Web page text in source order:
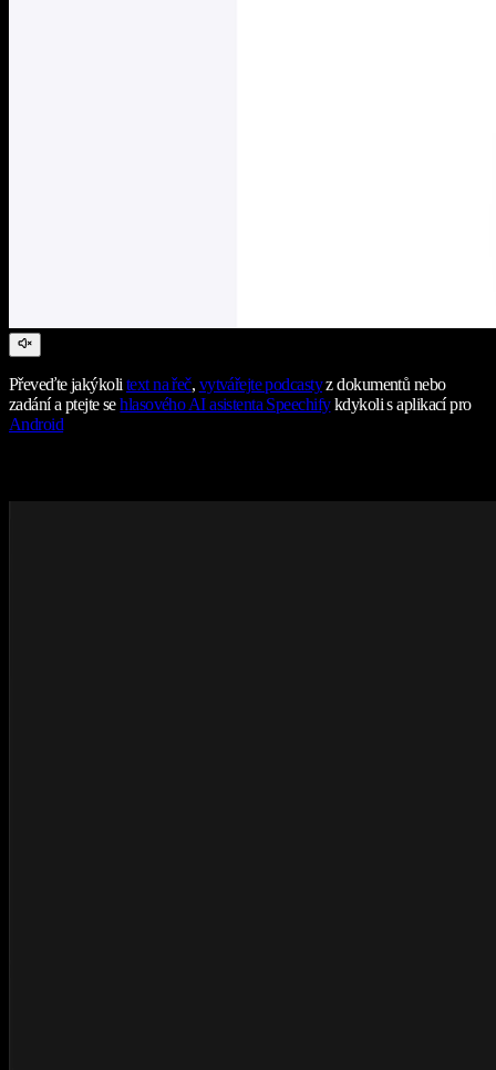
Převeďte jakýkolitext na řeč, vytvářejte podcastyz dokumentů nebo
zadání a ptejte sehlasového AI asistenta Speechifykdykoli s aplikací pro
Android